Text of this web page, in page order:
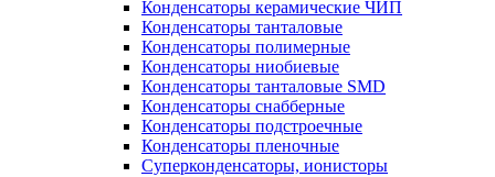
Конденсаторы керамические ЧИП
Конденсаторы танталовые
Конденсаторы полимерные
Конденсаторы ниобиевые
Конденсаторы танталовые SMD
Конденсаторы снабберные
Конденсаторы подстроечные
Конденсаторы пленочные
Суперконденсаторы, ионисторы